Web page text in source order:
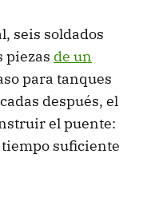
seis soldados
piezas de un
para tanques
después, el
el puente:
suficiente